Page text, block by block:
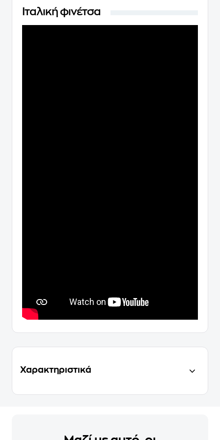
Ιταλική φινέτσα
Χαρακτηριστικά